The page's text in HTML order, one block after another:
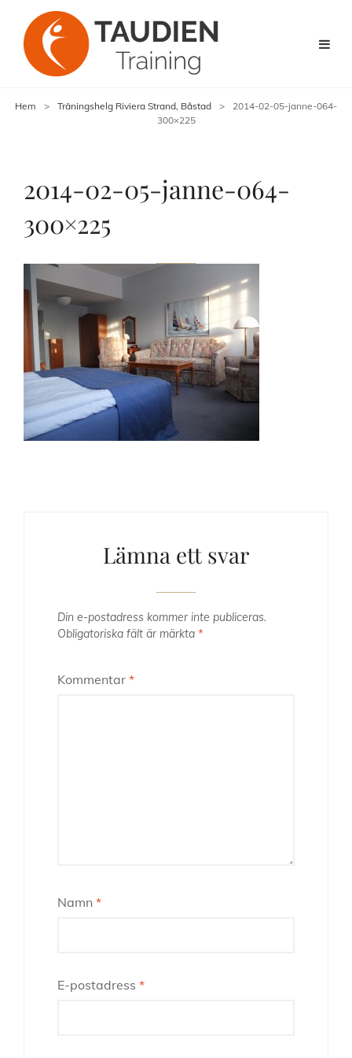
Hem > Träningshelg Riviera Strand, Båstad >
2014-02-05-janne-064-
300×225
2014-02-05-janne-064-
300×225
Lämna ett svar
Din e-postadress kommer inte publiceras.
Obligatoriska fält är märkta *
Kommentar *
Namn *
E-postadress *